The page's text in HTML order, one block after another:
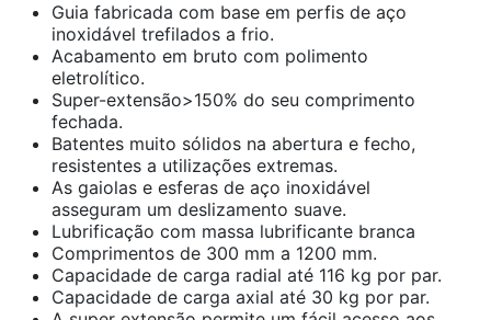
Guia fabricada com base em perfis de aço
inoxidável trefilados a frio.
Acabamento em bruto com polimento
eletrolítico.
Super-extensão>150% do seu comprimento
fechada.
Batentes muito sólidos na abertura e fecho,
resistentes a utilizações extremas.
As gaiolas e esferas de aço inoxidável
asseguram um deslizamento suave.
Lubrificação com massa lubrificante branca
Comprimentos de 300 mm a 1200 mm.
Capacidade de carga radial até 116 kg por par.
Capacidade de carga axial até 30 kg por par.